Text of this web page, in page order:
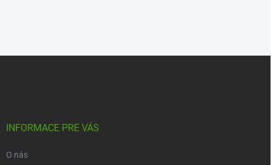
INFORMACE PRE VÁS
O nás